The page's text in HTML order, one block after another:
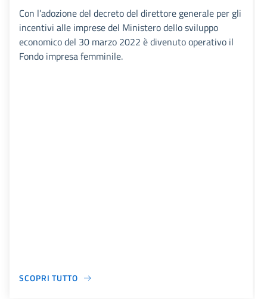
Con l’adozione del decreto del direttore generale per gli
incentivi alle imprese del Ministero dello sviluppo
economico del 30 marzo 2022 è divenuto operativo il
Fondo impresa femminile.
SCOPRI TUTTO